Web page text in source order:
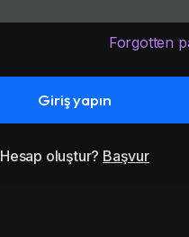
Forgotten
Giriş yapın
Hesap oluştur? Başvur